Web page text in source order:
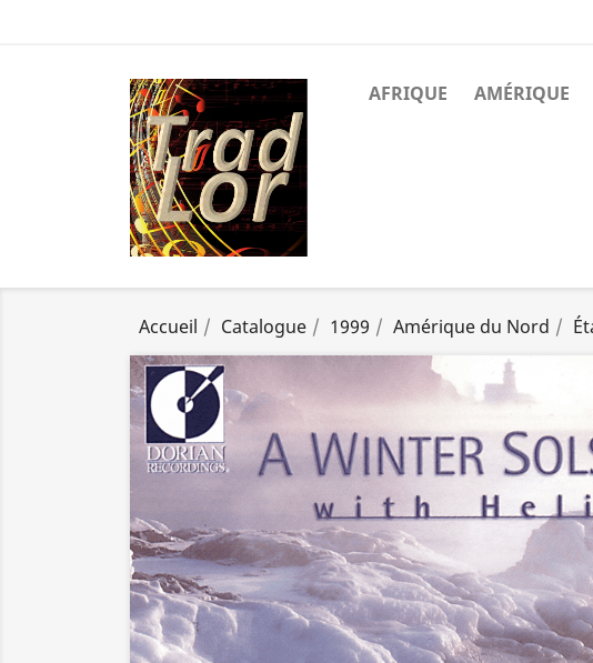
AFRIQUE AMÉRIQUE
Accueil Catalogue 1999 Amérique du Nord